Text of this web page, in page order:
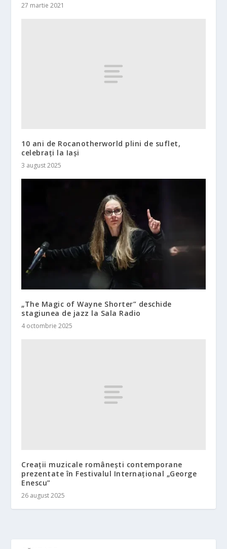
27 martie 2021
10 ani de Rocanotherworld plini de suflet,
celebrați la Iași
3 august 2025
„The Magic of Wayne Shorter” deschide
stagiunea de jazz la Sala Radio
4 octombrie 2025
Creații muzicale românești contemporane
prezentate în Festivalul Internațional „George
Enescu”
26 august 2025